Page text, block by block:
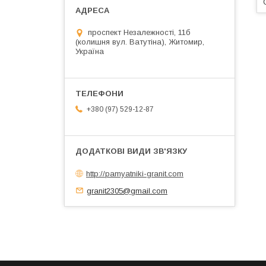
проспект Незалежності, 11б
(колишня вул. Ватутіна), Житомир,
Україна
+380 (97) 529-12-87
http://pamyatniki-granit.com
granit2305@gmail.com